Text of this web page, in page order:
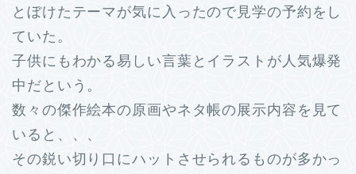
とぼけたテーマが気に入ったので見学の予約をし
ていた。
子供にもわかる易しい言葉とイラストが人気爆発
中だという。
数々の傑作絵本の原画やネタ帳の展示内容を見て
いると、、、
その鋭い切り口にハットさせられるものが多かっ